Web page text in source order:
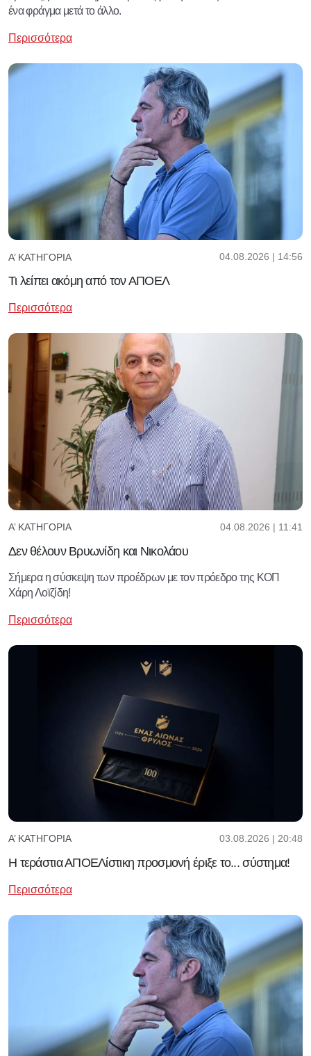
ένα φράγμα μετά το άλλο.
Περισσότερα
Α’ ΚΑΤΗΓΟΡΊΑ 04.08.2026 | 14:56
Τι λείπει ακόμη από τον ΑΠΟΕΛ
Περισσότερα
Α’ ΚΑΤΗΓΟΡΊΑ 04.08.2026 | 11:41
Δεν θέλουν Βρυωνίδη και Νικολάου
Σήμερα η σύσκεψη των προέδρων με τον πρόεδρο της ΚΟΠ
Χάρη Λοϊζίδη!
Περισσότερα
Α’ ΚΑΤΗΓΟΡΊΑ 03.08.2026 | 20:48
Η τεράστια ΑΠΟΕΛίστικη προσμονή έριξε το... σύστημα!
Περισσότερα